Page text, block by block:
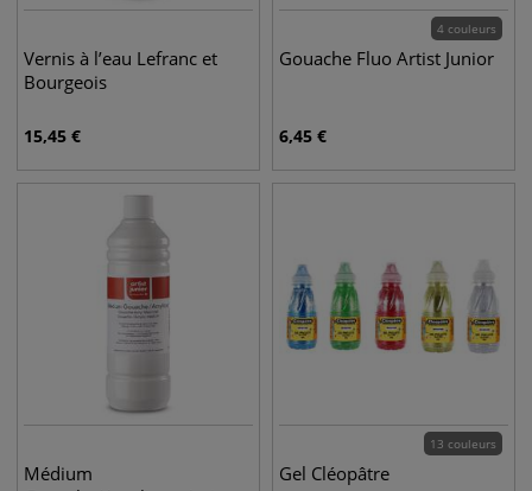
Vernis à l’eau Lefranc et
Bourgeois
15,45 €
4 couleurs
Gouache Fluo Artist Junior
6,45 €
Médium
13 couleurs
Gel Cléopâtre